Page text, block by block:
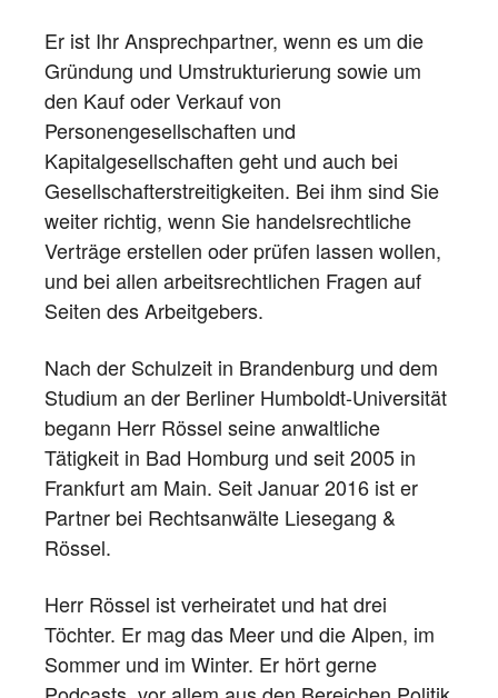
Er ist Ihr Ansprechpartner, wenn es um die
Gründung und Umstrukturierung sowie um
den Kauf oder Verkauf von
Personengesellschaften und
Kapitalgesellschaften geht und auch bei
Gesellschafterstreitigkeiten. Bei ihm sind Sie
weiter richtig, wenn Sie handelsrechtliche
Verträge erstellen oder prüfen lassen wollen,
und bei allen arbeitsrechtlichen Fragen auf
Seiten des Arbeitgebers.
Nach der Schulzeit in Brandenburg und dem
Studium an der Berliner Humboldt-Universität
begann Herr Rössel seine anwaltliche
Tätigkeit in Bad Homburg und seit 2005 in
Frankfurt am Main. Seit Januar 2016 ist er
Partner bei Rechtsanwälte Liesegang &
Rössel.
Herr Rössel ist verheiratet und hat drei
Töchter. Er mag das Meer und die Alpen, im
Sommer und im Winter. Er hört gerne